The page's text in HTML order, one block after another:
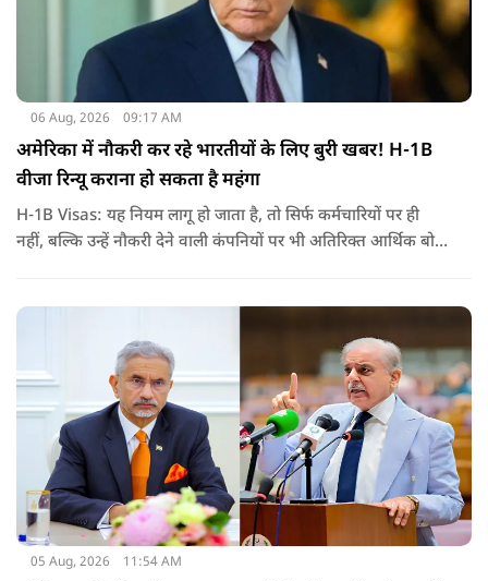
06 Aug, 2026 09:17 AM
अमेरिका में नौकरी कर रहे भारतीयों के लिए बुरी खबर! H-1B
वीजा रिन्यू कराना हो सकता है महंगा
H-1B Visas: यह नियम लागू हो जाता है, तो सिर्फ कर्मचारियों पर ही
नहीं, बल्कि उन्हें नौकरी देने वाली कंपनियों पर भी अतिरिक्त आर्थिक बोझ
वीजा का समय-समय पर नवीनीकरण कराते हैं.
05 Aug, 2026 11:54 AM